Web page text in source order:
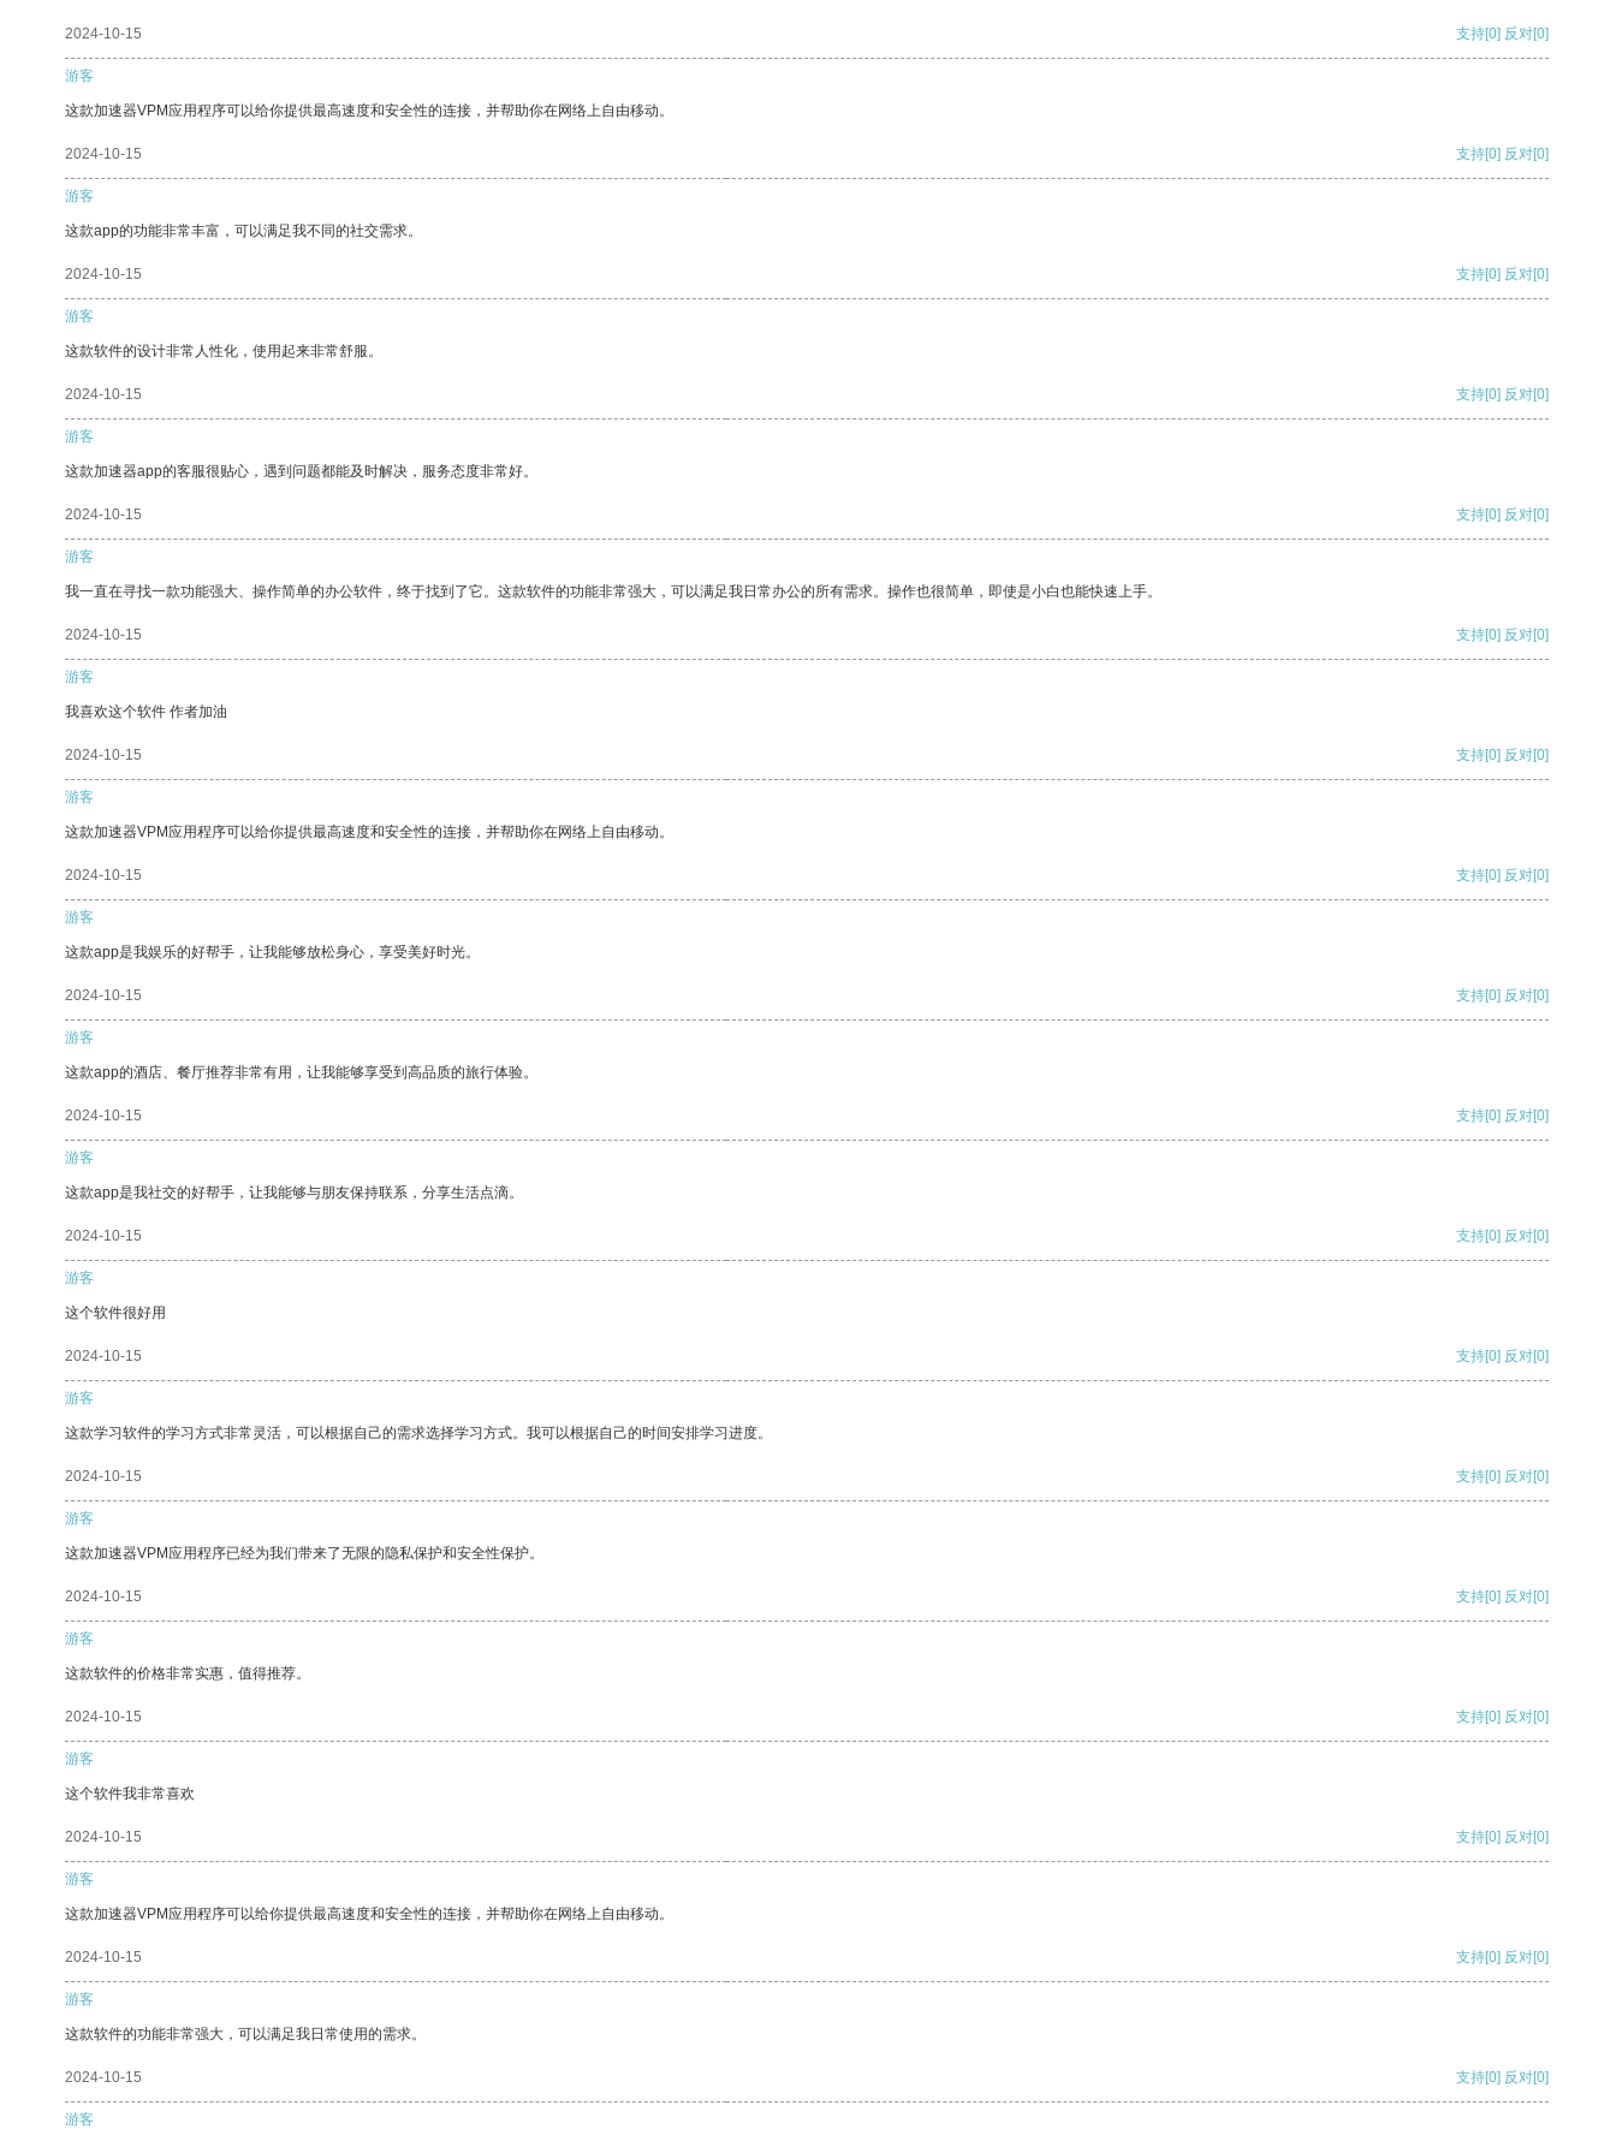
2024-10-15 支持[0] 反对[0]
游客
这款加速器VPM应用程序可以给你提供最高速度和安全性的连接，并帮助你在网络上自由移动。
2024-10-15 支持[0] 反对[0]
游客
这款app的功能非常丰富，可以满足我不同的社交需求。
2024-10-15 支持[0] 反对[0]
游客
这款软件的设计非常人性化，使用起来非常舒服。
2024-10-15 支持[0] 反对[0]
游客
这款加速器app的客服很贴心，遇到问题都能及时解决，服务态度非常好。
2024-10-15 支持[0] 反对[0]
游客
我一直在寻找一款功能强大、操作简单的办公软件，终于找到了它。这款软件的功能非常强大，可以满足我日常办公的所有需求。操作也很简单，即使是小白也能快速上手。
2024-10-15 支持[0] 反对[0]
游客
我喜欢这个软件 作者加油
2024-10-15 支持[0] 反对[0]
游客
这款加速器VPM应用程序可以给你提供最高速度和安全性的连接，并帮助你在网络上自由移动。
2024-10-15 支持[0] 反对[0]
游客
这款app是我娱乐的好帮手，让我能够放松身心，享受美好时光。
2024-10-15 支持[0] 反对[0]
游客
这款app的酒店、餐厅推荐非常有用，让我能够享受到高品质的旅行体验。
2024-10-15 支持[0] 反对[0]
游客
这款app是我社交的好帮手，让我能够与朋友保持联系，分享生活点滴。
2024-10-15 支持[0] 反对[0]
游客
这个软件很好用
2024-10-15 支持[0] 反对[0]
游客
这款学习软件的学习方式非常灵活，可以根据自己的需求选择学习方式。我可以根据自己的时间安排学习进度。
2024-10-15 支持[0] 反对[0]
游客
这款加速器VPM应用程序已经为我们带来了无限的隐私保护和安全性保护。
2024-10-15 支持[0] 反对[0]
游客
这款软件的价格非常实惠，值得推荐。
2024-10-15 支持[0] 反对[0]
游客
这个软件我非常喜欢
2024-10-15 支持[0] 反对[0]
游客
这款加速器VPM应用程序可以给你提供最高速度和安全性的连接，并帮助你在网络上自由移动。
2024-10-15 支持[0] 反对[0]
游客
这款软件的功能非常强大，可以满足我日常使用的需求。
2024-10-15 支持[0] 反对[0]
游客